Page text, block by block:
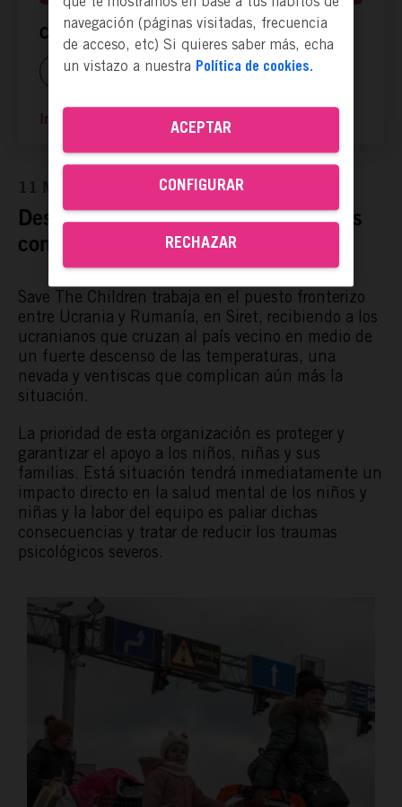
Compartir ya es actuar:
Ir a la página web
11 Mar, 2022
Despliegue de medios para paliar las
consecuencias del conflicto.
Save The Children trabaja en el puesto fronterizo
entre Ucrania y Rumanía, en Siret, recibiendo a los
ucranianos que cruzan al país vecino en medio de
un fuerte descenso de las temperaturas, una
nevada y ventiscas que complican aún más la
situación.
La prioridad de esta organización es proteger y
garantizar el apoyo a los niños, niñas y sus
familias. Está situación tendrá inmediatamente un
impacto directo en la salud mental de los niños y
niñas y la labor del equipo es paliar dichas
consecuencias y tratar de reducir los traumas
psicológicos severos.
navegación (páginas visitadas, frecuencia
de acceso, etc) Si quieres saber más, echa
un vistazo a nuestra Política de cookies.
RECHAZAR
ACEPTAR
CONFIGURAR